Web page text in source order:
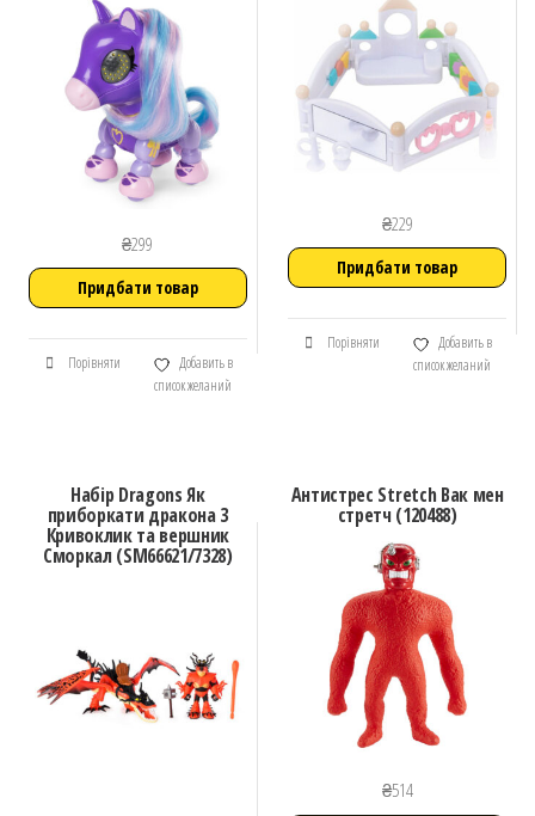
₴299
Придбати товар
Порівняти
Добавить в
список желаний
₴229
Придбати товар
Порівняти
Добавить в
список желаний
Набір Dragons Як
приборкати дракона 3
Кривоклик та вершник
Сморкал (SM66621/7328)
Антистрес Stretch Вак мен
стретч (120488)
₴514